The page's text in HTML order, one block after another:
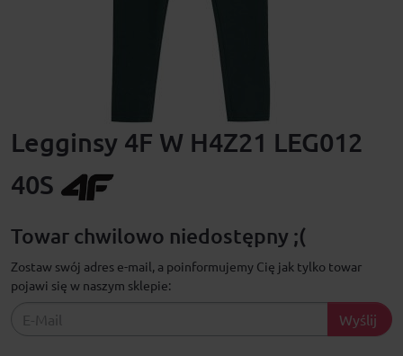
Legginsy 4F W H4Z21 LEG012
40S
Towar chwilowo niedostępny ;(
Zostaw swój adres e-mail, a poinformujemy Cię jak tylko towar
pojawi się w naszym sklepie:
Wyślij